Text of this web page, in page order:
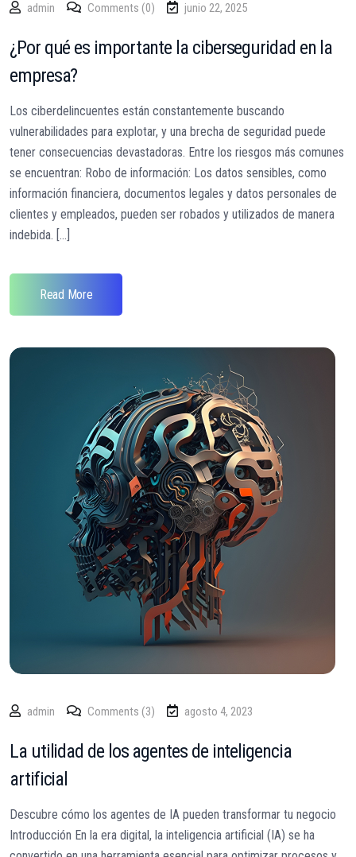
admin Comments (0) junio 22, 2025
¿Por qué es importante la ciberseguridad en la
empresa?
Los ciberdelincuentes están constantemente buscando
vulnerabilidades para explotar, y una brecha de seguridad puede
tener consecuencias devastadoras. Entre los riesgos más comunes
se encuentran: Robo de información: Los datos sensibles, como
información financiera, documentos legales y datos personales de
clientes y empleados, pueden ser robados y utilizados de manera
indebida. [...]
Read More
admin Comments (3) agosto 4, 2023
La utilidad de los agentes de inteligencia
artificial
Descubre cómo los agentes de IA pueden transformar tu negocio
Introducción En la era digital, la inteligencia artificial (IA) se ha